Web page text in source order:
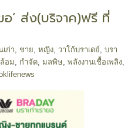
ขอ’ ส่ง(บริจาค)ฟรี ที่
ก่า ชาย หญิง, วาโก้บราเดย์ บรา
อม กำจัด, มลพิษ พลังงานเชื้อเพลิง,